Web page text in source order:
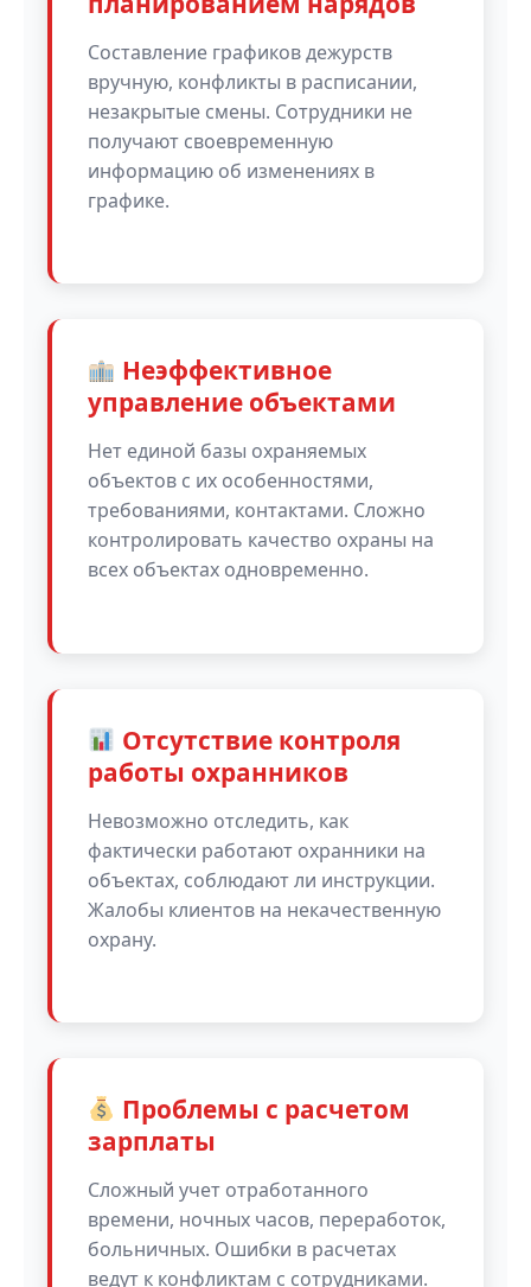
Составление графиков дежурств
вручную, конфликты в расписании,
незакрытые смены. Сотрудники не
получают своевременную
информацию об изменениях в
графике.
Неэффективное
управление объектами
Нет единой базы охраняемых
объектов с их особенностями,
требованиями, контактами. Сложно
контролировать качество охраны на
всех объектах одновременно.
Отсутствие контроля
работы охранников
Невозможно отследить, как
фактически работают охранники на
объектах, соблюдают ли инструкции.
Жалобы клиентов на некачественную
охрану.
Проблемы с расчетом
зарплаты
Сложный учет отработанного
времени, ночных часов, переработок,
больничных. Ошибки в расчетах
ведут к конфликтам с сотрудниками.